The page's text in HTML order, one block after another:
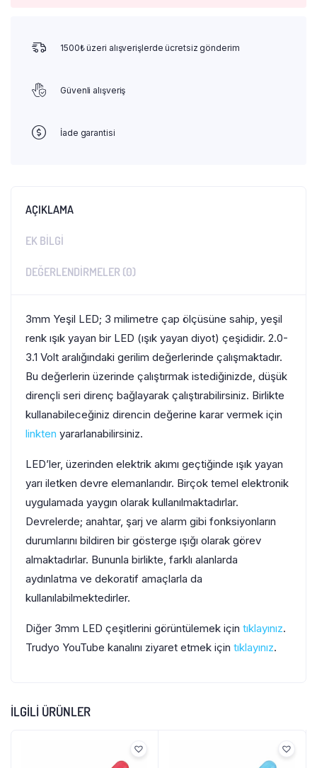
1500₺ üzeri alışverişlerde ücretsiz gönderim
Güvenli alışveriş
İade garantisi
AÇIKLAMA
EK BILGI
DEĞERLENDIRMELER (0)
3mm Yeşil LED; 3 milimetre çap ölçüsüne sahip, yeşil
renk ışık yayan bir LED (ışık yayan diyot) çeşididir. 2.0-
3.1 Volt aralığındaki gerilim değerlerinde çalışmaktadır.
Bu değerlerin üzerinde çalıştırmak istediğinizde, düşük
dirençli seri direnç bağlayarak çalıştırabilirsiniz. Birlikte
kullanabileceğiniz direncin değerine karar vermek için
linkten yararlanabilirsiniz.
LED’ler, üzerinden elektrik akımı geçtiğinde ışık yayan
yarı iletken devre elemanlarıdır. Birçok temel elektronik
uygulamada yaygın olarak kullanılmaktadırlar.
Devrelerde; anahtar, şarj ve alarm gibi fonksiyonların
durumlarını bildiren bir gösterge ışığı olarak görev
almaktadırlar. Bununla birlikte, farklı alanlarda
aydınlatma ve dekoratif amaçlarla da
kullanılabilmektedirler.
Diğer 3mm LED çeşitlerini görüntülemek için tıklayınız.
Trudyo YouTube kanalını ziyaret etmek için tıklayınız.
İLGILI ÜRÜNLER